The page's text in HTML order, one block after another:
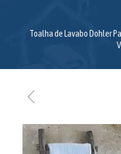
Toalha de Lavabo Dohler